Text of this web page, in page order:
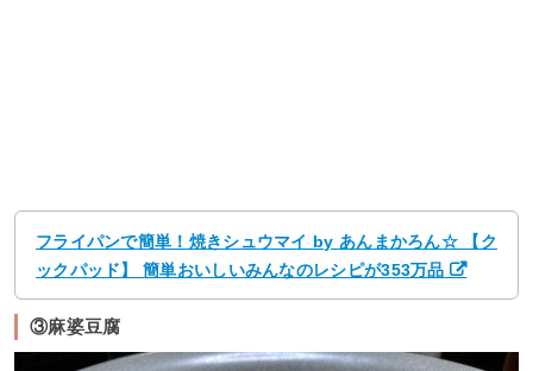
フライパンで簡単！焼きシュウマイ by あんまかろん☆ 【ク
ックパッド】 簡単おいしいみんなのレシピが353万品
③麻婆豆腐